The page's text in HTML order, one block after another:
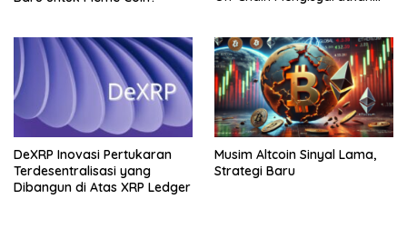
DeXRP Inovasi Pertukaran
Terdesentralisasi yang
Dibangun di Atas XRP Ledger
Musim Altcoin Sinyal Lama,
Strategi Baru